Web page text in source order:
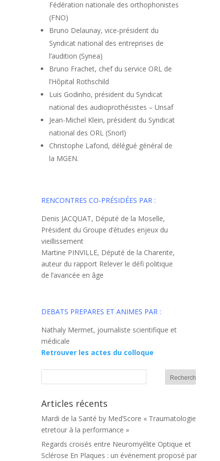
Fédération nationale des orthophonistes
(FNO)
Bruno Delaunay, vice-président du
Syndicat national des entreprises de
l’audition (Synea)
Bruno Frachet, chef du service ORL de
l’Hôpital Rothschild
Luis Godinho, président du Syndicat
national des audioprothésistes – Unsaf
Jean-Michel Klein, président du Syndicat
national des ORL (Snorl)
Christophe Lafond, délégué général de
la MGEN.
RENCONTRES CO-PRÉSIDÉES PAR :
Denis JACQUAT, Député de la Moselle,
Président du Groupe d’études enjeux du
vieillissement
Martine PINVILLE, Député de la Charente,
auteur du rapport Relever le défi politique
de l’avancée en âge
DEBATS PREPARES ET ANIMES PAR :
Nathaly Mermet, journaliste scientifique et
médicale
Retrouver les actes du colloque
Articles récents
Mardi de la Santé by Med’Score « Traumatologie
etretour à la performance »
Regards croisés entre Neuromyélite Optique et
Sclérose En Plaques : un événement proposé par